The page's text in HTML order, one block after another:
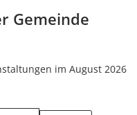
Gemeinde
im August 2026